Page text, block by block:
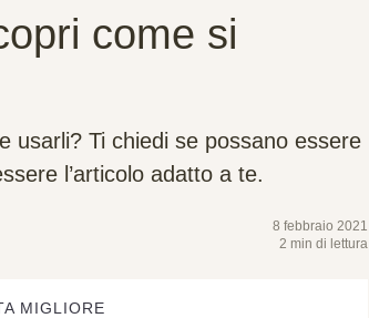
come si
usarli? Ti chiedi se possano essere
l’articolo adatto a te.
8 febbraio 2021
2 min di lettura
MIGLIORE